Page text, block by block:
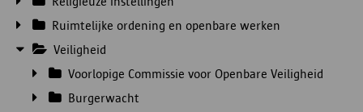
Ruimtelijke ordening en openbare werken
Veiligheid
Voorlopige Commissie voor Openbare Veiligheid
Burgerwacht